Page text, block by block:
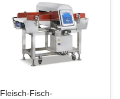
Fleisch-Fisch-